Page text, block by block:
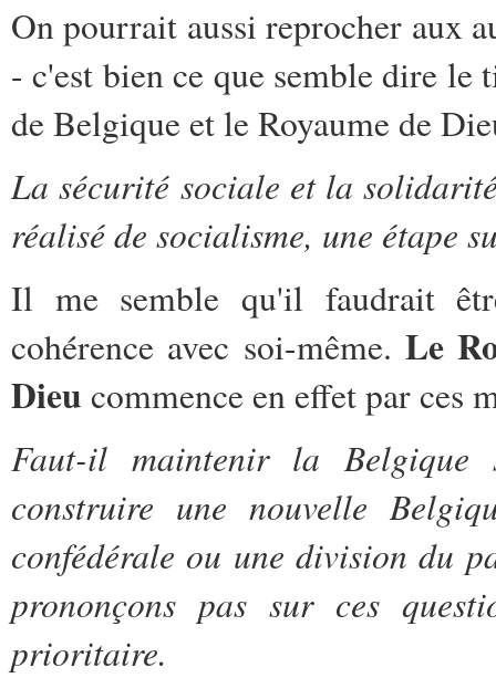
On pourrait aussi reprocher aux
- c'est bien ce que semble dire
de Belgique et le Royaume de
La sécurité sociale et la
réalisé de socialisme, une étape
Il me semble qu'il faudrait
cohérence avec soi-même. Le
Dieu commence en effet par ces
Faut-il maintenir la Belgique
construire une nouvelle
confédérale ou une division du
prononçons pas sur ces
prioritaire.